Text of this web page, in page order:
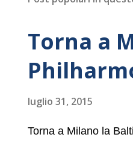
Torna a
luglio 31, 2015
Torna a Milano la